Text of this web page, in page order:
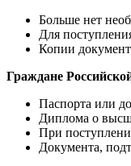
Больше нет
Для
Копии
Граждане
Паспорта или
Диплома о
При
Документа,